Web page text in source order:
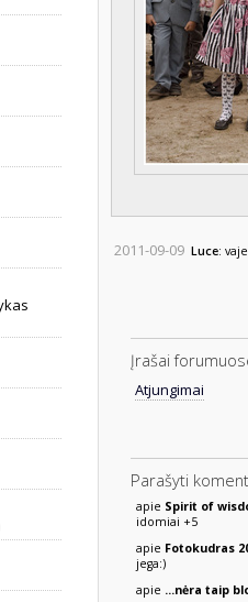
2011-09-09 Luce:
Įrašai
Atjungimai
Parašyti
apie Spirit of
idomiai +5
apie Fotokudras
jega:)
apie ...nėra taip